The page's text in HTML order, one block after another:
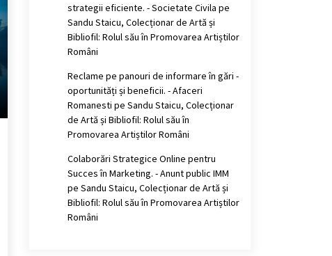
strategii eficiente. - Societate Civila pe
Sandu Staicu, Colecționar de Artă și
Bibliofil: Rolul său în Promovarea Artiștilor
Români
Reclame pe panouri de informare în gări -
oportunități și beneficii. - Afaceri
Romanesti pe Sandu Staicu, Colecționar
de Artă și Bibliofil: Rolul său în
Promovarea Artiștilor Români
Colaborări Strategice Online pentru
Succes în Marketing. - Anunt public IMM
pe Sandu Staicu, Colecționar de Artă și
Bibliofil: Rolul său în Promovarea Artiștilor
Români